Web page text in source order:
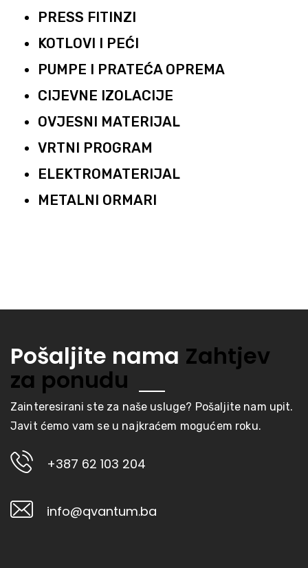
PRESS FITINZI
KOTLOVI I PEĆI
PUMPE I PRATEĆA OPREMA
CIJEVNE IZOLACIJE
OVJESNI MATERIJAL
VRTNI PROGRAM
ELEKTROMATERIJAL
METALNI ORMARI
Pošaljite nama Zahtjev
za ponudu
Zainteresirani ste za naše usluge? Pošaljite nam upit.
Javit ćemo vam se u najkraćem mogućem roku.
+387 62 103 204
info@qvantum.ba